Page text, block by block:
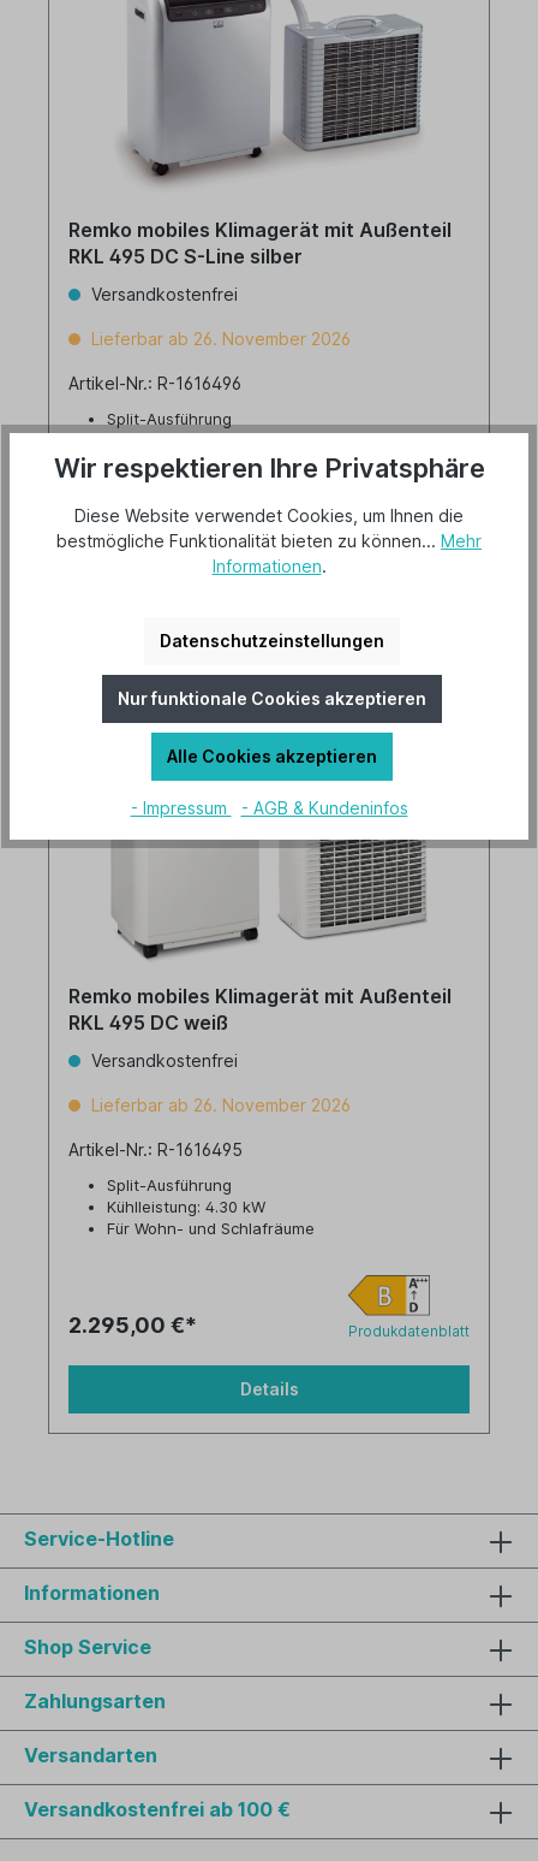
Remko mobiles Klimagerät mit Außenteil
RKL 495 DC S-Line silber
Versandkostenfrei
Lieferbar ab 26. November 2026
Artikel-Nr.: R-1616496
Split-Ausführung
Für Wohn- und Schlafräume
2.459,00 €*
Remko mobiles Klimagerät mit Außenteil
RKL 495 DC weiß
Versandkostenfrei
Lieferbar ab 26. November 2026
Artikel-Nr.: R-1616495
Split-Ausführung
Kühlleistung: 4.30 kW
Für Wohn- und Schlafräume
2.295,00 €* Produkdatenblatt
Details
Service-Hotline
Informationen
Shop Service
Zahlungsarten
Versandarten
Versandkostenfrei ab 100 €
Wir respektieren Ihre Privatsphäre
Diese Website verwendet Cookies, um Ihnen die
bestmögliche Funktionalität bieten zu können... Mehr
Informationen.
Datenschutzeinstellungen
Nur funktionale Cookies akzeptieren
Alle Cookies akzeptieren
- Impressum - AGB & Kundeninfos